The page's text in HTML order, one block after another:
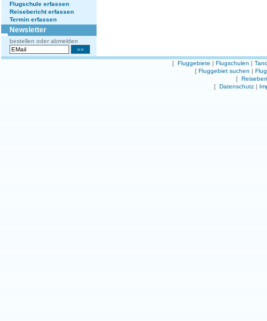
Flugschule erfassen
Reisebericht erfassen
Termin erfassen
Newsletter
bestellen oder abmelden
[ Fluggebiete | Flugschulen |
[ Fluggebiet suchen |
[
[ Datenschutz |